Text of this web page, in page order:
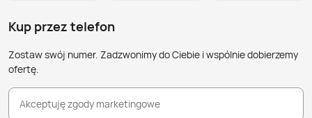
Kup przez telefon
Zostaw swój numer. Zadzwonimy do Ciebie i wspólnie dobierzemy
ofertę.
Akceptuję zgody marketingowe